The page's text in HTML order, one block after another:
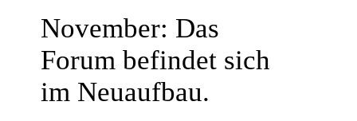
November: Das
Forum befindet sich
im Neuaufbau.